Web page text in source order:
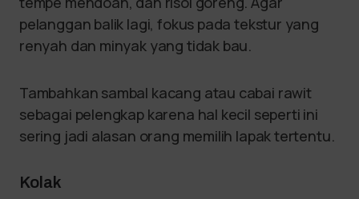
pelanggan balik lagi, fokus pada tekstur yang
renyah dan minyak yang tidak bau.
Tambahkan sambal kacang atau cabai rawit
sebagai pelengkap karena hal kecil seperti ini
sering jadi alasan orang memilih lapak tertentu.
Kolak